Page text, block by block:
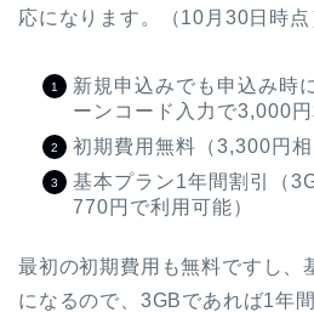
応になります。（10月30日時点
新規申込みでも申込み時
ーンコード入力で3,000
初期費用無料（3,300円相
基本プラン1年間割引（
770円で利用可能）
最初の初期費用も無料ですし、
になるので、3GBであれば1年